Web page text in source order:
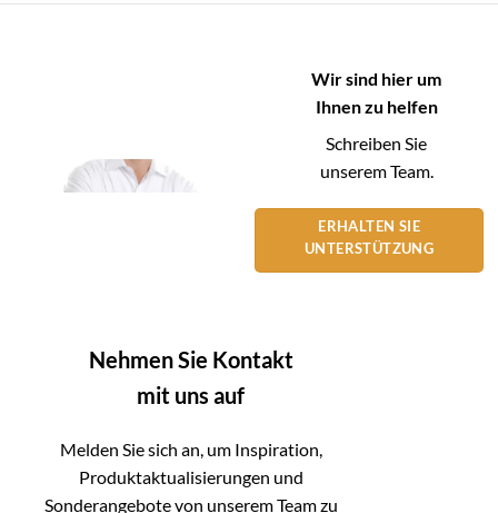
Wir sind hier um
Ihnen zu helfen
Schreiben Sie
unserem Team.
ERHALTEN SIE
UNTERSTÜTZUNG
Nehmen Sie Kontakt
mit uns auf
Melden Sie sich an, um Inspiration,
Produktaktualisierungen und
Sonderangebote von unserem Team zu